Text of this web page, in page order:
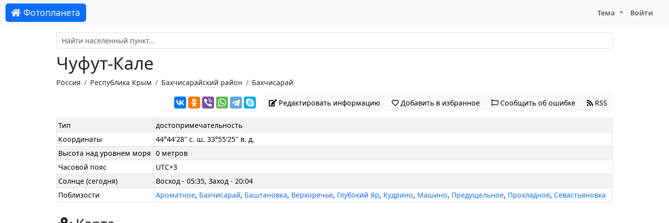
Фотопланета Тема Войти
Чуфут-Кале
Россия Республика Крым Бахчисарайский район Бахчисарай
Редактировать информацию Добавить в избранное Сообщить об ошибке RSS
Тип
достопримечательность
Координаты
44°44'28'' с. ш. 33°55'25'' в. д.
Высота над уровнем моря 0 метров
Часовой пояс
UTC+3
Солнце (сегодня)
Восход - 05:35, Заход - 20:04
Поблизости
Ароматное, Бахчисарай, Баштановка, Верхоречье, Глубокий Яр, Кудрино, Машино, Предущельное, Прохладное, Севастьяновка